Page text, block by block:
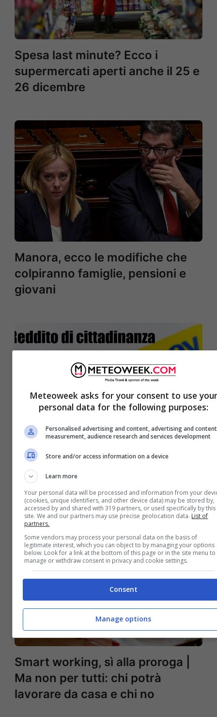
Spesa last minute? Ecco i
supermercati aperti anche il 25 e
26 dicembre
Manora, ecco le modifiche che
colpiranno famiglie, pensioni e
giovani
Reddito di cittadinanza, cosa
cambia con le modifiche della
manovra di bilancio
Smart working, sì alla proroga |
Ma non per tutti: chi potrà
lavorare da casa e chi no
Meteoweek asks for your consent to use your
personal data for the following purposes:
Personalised advertising and content, advertising and content
measurement, audience research and services development
Store and/or access information on a device
Learn more
Your personal data will be processed and information from your
(cookies, unique identifiers, and other device data) may be stored by,
accessed by and shared with 319 partners, or used specifically by this
site. We and our partners may use precise geolocation data. List of
partners.
Some vendors may process your personal data on the basis of
legitimate interest, which you can object to by managing your options
below. Look for a link at the bottom of this page or in the site menu to
manage or withdraw consent in privacy and cookie settings.
Consent
Manage options